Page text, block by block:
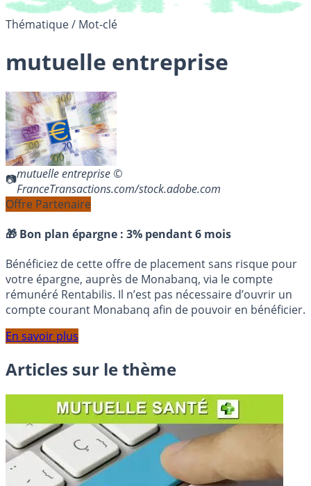
Thématique / Mot-clé
mutuelle entreprise
mutuelle entreprise ©
FranceTransactions.com/stock.adobe.com
Offre Partenaire
🎁 Bon plan épargne : 3% pendant 6 mois
Bénéficiez de cette offre de placement sans risque pour
votre épargne, auprès de Monabanq, via le compte
rémunéré Rentabilis. Il n’est pas nécessaire d’ouvrir un
compte courant Monabanq afin de pouvoir en bénéficier.
En savoir plus
Articles sur le thème